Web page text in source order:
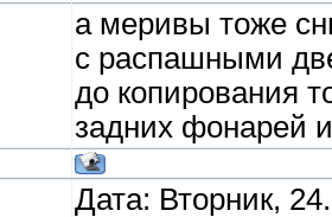
а меривы тоже
с распашными
до копирования
задних фонарей
Дата: Вторник,